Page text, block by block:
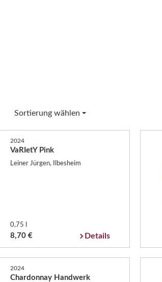
Sortierung wählen
2024
VaRIetY Pink
Leiner Jürgen, Ilbesheim
0,75 l
8,70 € Details
2024
Chardonnay Handwerk